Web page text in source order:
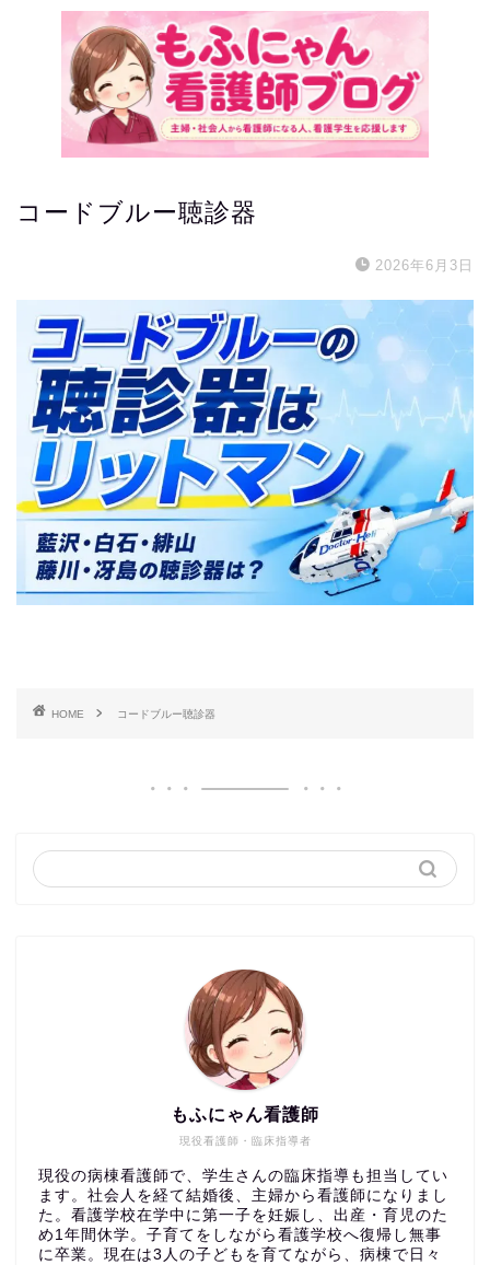
コードブルー聴診器
2026年6月3日
HOME コードブルー聴診器
現役看護師・臨床指導者
もふにゃん看護師
現役の病棟看護師で、学生さんの臨床指導も担当してい
ます。社会人を経て結婚後、主婦から看護師になりまし
た。看護学校在学中に第一子を妊娠し、出産・育児のた
め1年間休学。子育てをしながら看護学校へ復帰し無事
に卒業。現在は3人の子どもを育てながら、病棟で日々